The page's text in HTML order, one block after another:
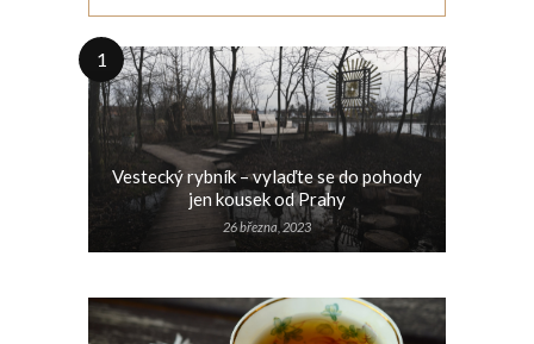
1
Vestecký rybník – vylaďte se do pohody
jen kousek od Prahy
26 března, 2023